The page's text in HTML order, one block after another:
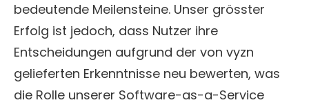
bedeutende Meilensteine. Unser grösster
Erfolg ist jedoch, dass Nutzer ihre
Entscheidungen aufgrund der von vyzn
gelieferten Erkenntnisse neu bewerten, was
die Rolle unserer Software-as-a-Service